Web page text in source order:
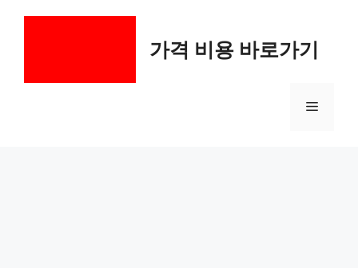
가격 비용 바로가기
메